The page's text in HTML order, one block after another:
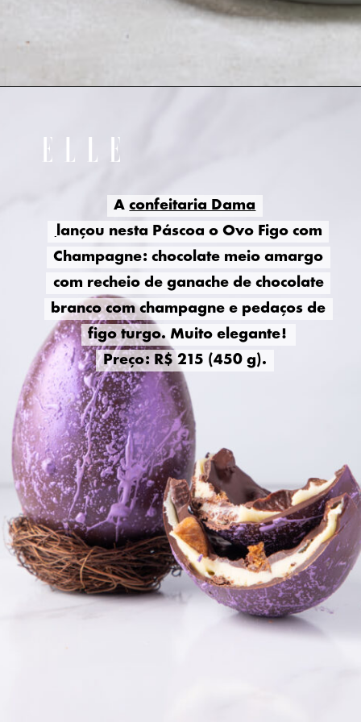
Aconfeitaria Dama
lançou nesta Páscoa o Ovo Figo com
Champagne: chocolate meio amargo
com recheio de ganache de chocolate
branco com champagne e pedaços de
figo turgo. Muito elegante!
Preço: R$ 215 (450 g).
Aconfeitaria Dama
lançou nesta Páscoa o Ovo Figo com
Champagne: chocolate meio amargo
com recheio de ganache de chocolate
branco com champagne e pedaços de
figo turgo. Muito elegante!
Preço: R$ 215 (450 g).